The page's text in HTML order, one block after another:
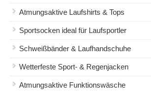
Atmungsaktive Laufshirts & Tops
Sportsocken ideal für Laufsportler
Schweißbänder & Laufhandschuhe
Wetterfeste Sport- & Regenjacken
Atmungsaktive Funktionswäsche